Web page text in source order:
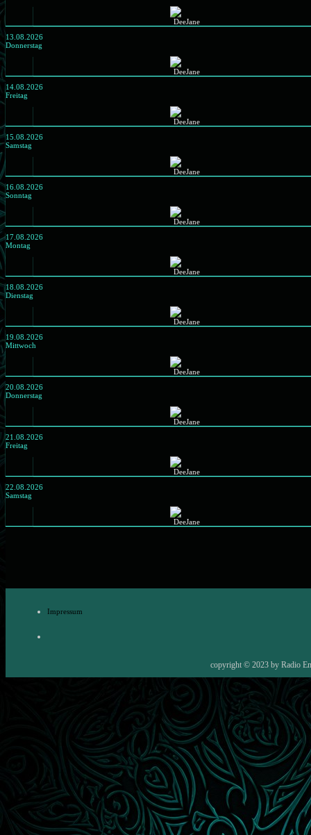
13.08.2026
Donnerstag
14.08.2026
Freitag
15.08.2026
Samstag
16.08.2026
Sonntag
17.08.2026
Montag
18.08.2026
Dienstag
19.08.2026
Mittwoch
20.08.2026
Donnerstag
21.08.2026
Freitag
22.08.2026
Samstag
Impressum
copyright © 2023 by Radio